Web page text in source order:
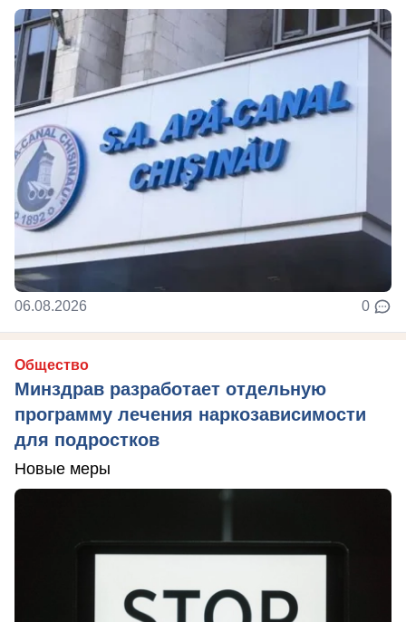
06.08.2026 0
Общество
Минздрав разработает отдельную
программу лечения наркозависимости
для подростков
Новые меры